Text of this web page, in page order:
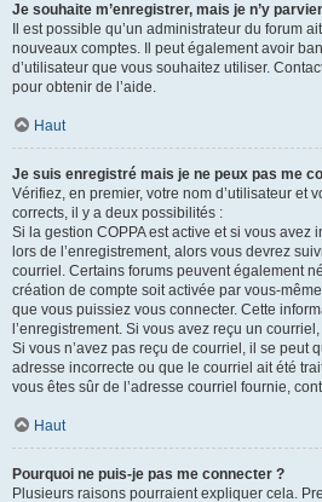
Je souhaite m’enregistrer, mais je n’y
Il est possible qu’un administrateur du forum
nouveaux comptes. Il peut également avoir
d’utilisateur que vous souhaitez utiliser.
pour obtenir de l’aide.
Haut
Je suis enregistré mais je ne peux pas me
Vérifiez, en premier, votre nom d’utilisateur et
corrects, il y a deux possibilités :
Si la gestion COPPA est active et si vous avez
lors de l’enregistrement, alors vous devrez
courriel. Certains forums peuvent également
création de compte soit activée par vous-
que vous puissiez vous connecter. Cette
l’enregistrement. Si vous avez reçu un
Si vous n’avez pas reçu de courriel, il se peut
adresse incorrecte ou que le courriel ait été
vous êtes sûr de l’adresse courriel fournie,
Haut
Pourquoi ne puis-je pas me connecter ?
Plusieurs raisons pourraient expliquer cela.